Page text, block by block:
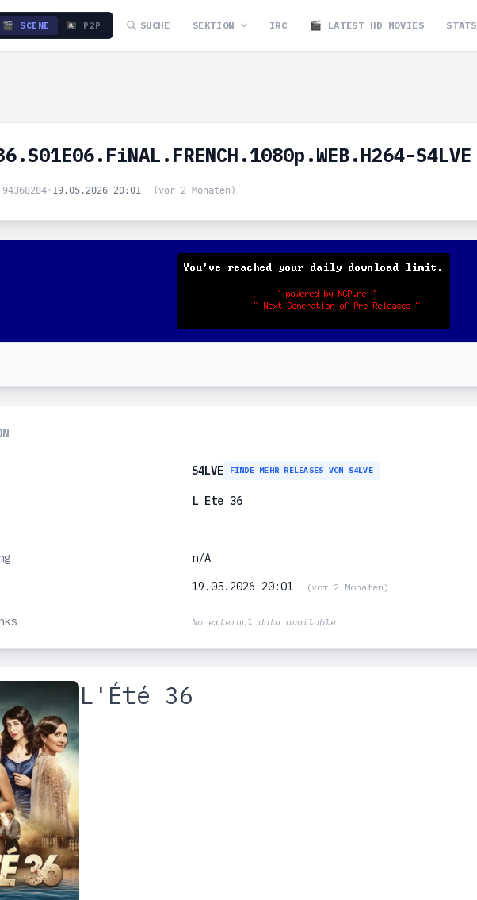
🎬 SCENE 🏴‍☠️ P2P SUCHE SEKTION IRC 🎬 LATEST HD MOVIES STATS
S4LVE
• 19.05.2026 20:01 (vor 2 Monaten)
S4LVE FINDE MEHR RELEASES VON S4LVE
L Ete 36
n/A
19.05.2026 20:01 (vor 2 Monaten)
No external data available
L'Été 36